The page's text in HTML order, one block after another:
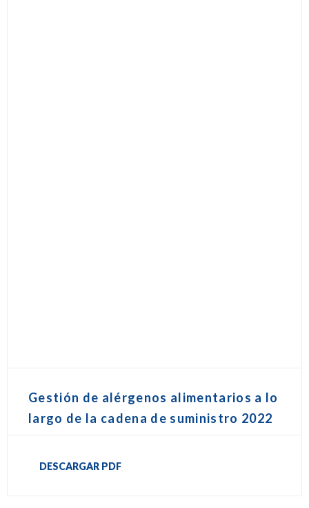
Gestión de alérgenos alimentarios a lo
largo de la cadena de suministro 2022
DESCARGAR PDF